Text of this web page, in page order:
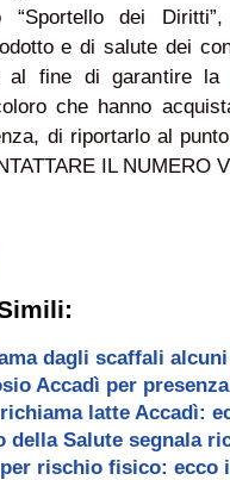
“Sportello dei
e di salute dei
al fine di garantire
che hanno
di riportarlo al
IL NUMERO
dagli scaffali
Accadì per
latte Accadì:
della Salute segnala
rischio fisico: ecco